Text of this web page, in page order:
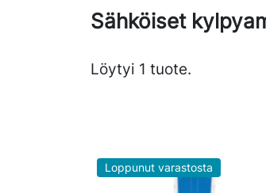
Sähköiset
Löytyi 1 tuote.
Loppunut varastosta